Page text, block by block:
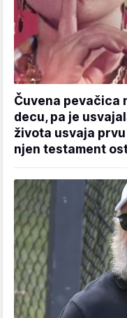
Čuvena pevačica
decu, pa je
života usvaja
njen testament